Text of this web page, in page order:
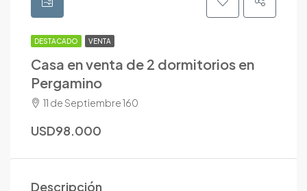
DESTACADO VENTA
Casa en venta de 2 dormitorios en
Pergamino
11 de Septiembre 160
USD98.000
Descripción